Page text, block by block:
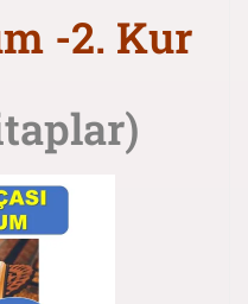
-2. Kur